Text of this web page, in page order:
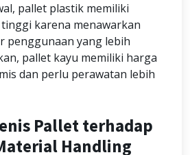
pallet plastik memiliki
karena menawarkan
penggunaan yang lebih
pallet kayu memiliki harga
dan perlu perawatan lebih
Pallet terhadap
Handling